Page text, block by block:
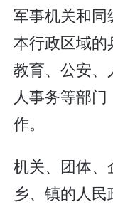
军事机关和
本行政区域的
教育、公安
人事务等部
作。
机关、团体
乡、镇的人